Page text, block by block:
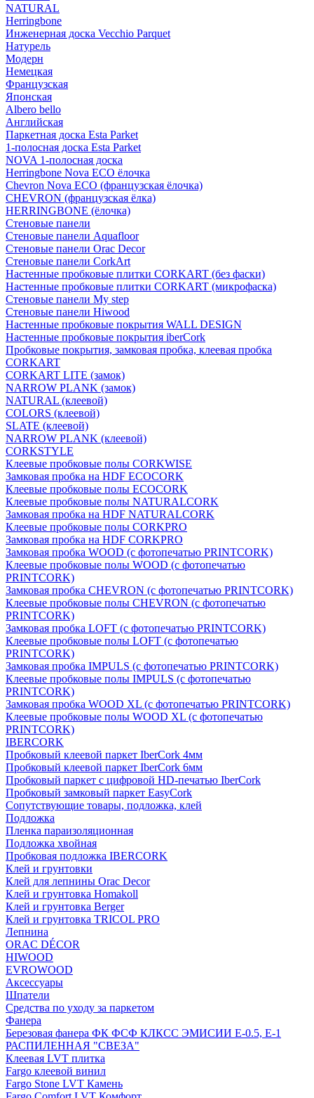
NATURAL
Herringbone
Инженерная доска Vecchio Parquet
Натурель
Модерн
Немецкая
Французская
Японская
Albero bello
Английская
Паркетная доска Esta Parket
1-полосная доска Esta Parket
NOVA 1-полосная доска
Herringbone Nova ECO ёлочка
Chevron Nova ECO (французская ёлочка)
CHEVRON (французская ёлка)
HERRINGBONE (ёлочка)
Стеновые панели
Стеновые панели Aquafloor
Стеновые панели Orac Decor
Стеновые панели CorkArt
Настенные пробковые плитки CORKART (без фаски)
Настенные пробковые плитки CORKART (микрофаска)
Стеновые панели My step
Стеновые панели Hiwood
Настенные пробковые покрытия WALL DESIGN
Настенные пробковые покрытия iberCork
Пробковые покрытия, замковая пробка, клеевая пробка
CORKART
CORKART LITE (замок)
NARROW PLANK (замок)
NATURAL (клеевой)
COLORS (клеевой)
SLATE (клеевой)
NARROW PLANK (клеевой)
CORKSTYLE
Клеевые пробковые полы CORKWISE
Замковая пробка на HDF ECOCORK
Клеевые пробковые полы ECOCORK
Клеевые пробковые полы NATURALCORK
Замковая пробка на HDF NATURALCORK
Клеевые пробковые полы CORKPRO
Замковая пробка на HDF CORKPRO
Замковая пробка WOOD (с фотопечатью PRINTCORK)
Клеевые пробковые полы WOOD (с фотопечатью
PRINTCORK)
Замковая пробка CHEVRON (с фотопечатью PRINTCORK)
Клеевые пробковые полы CHEVRON (с фотопечатью
PRINTCORK)
Замковая пробка LOFT (с фотопечатью PRINTCORK)
Клеевые пробковые полы LOFT (с фотопечатью
PRINTCORK)
Замковая пробка IMPULS (с фотопечатью PRINTCORK)
Клеевые пробковые полы IMPULS (с фотопечатью
PRINTCORK)
Замковая пробка WOOD XL (с фотопечатью PRINTCORK)
Клеевые пробковые полы WOOD XL (с фотопечатью
PRINTCORK)
IBERCORK
Пробковый клеевой паркет IberCork 4мм
Пробковый клеевой паркет IberCork 6мм
Пробковый паркет с цифровой HD-печатью IberCork
Пробковый замковый паркет EasyCork
Сопутствующие товары, подложка, клей
Подложка
Пленка параизоляционная
Подложка хвойная
Пробковая подложка IBERCORK
Клей и грунтовки
Клей для лепнины Orac Decor
Клей и грунтовка Homakoll
Клей и грунтовка Berger
Клей и грунтовка TRICOL PRO
Лепнина
ORAC DÉCOR
HIWOOD
EVROWOOD
Аксессуары
Шпатели
Средства по уходу за паркетом
Фанера
Березовая фанера ФК ФСФ КЛКСС ЭМИСИИ Е-0.5, Е-1
РАСПИЛЕННАЯ "СВЕЗА"
Клеевая LVT плитка
Fargo клеевой винил
Fargo Stone LVT Камень